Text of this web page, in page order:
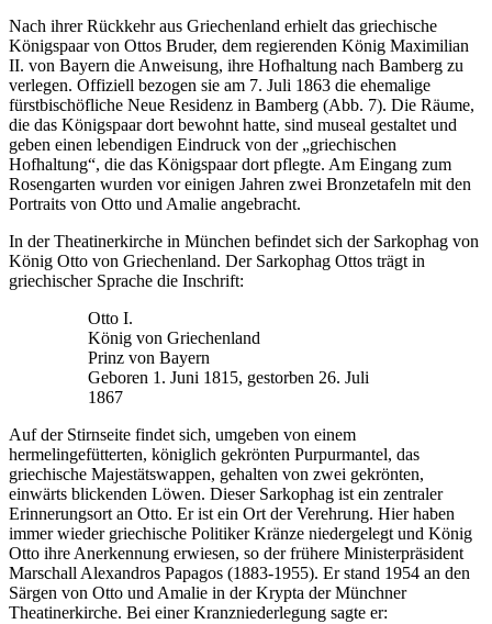
Nach ihrer Rückkehr aus Griechenland erhielt das griechische
Königspaar von Ottos Bruder, dem regierenden König Maximilian
II. von Bayern die Anweisung, ihre Hofhaltung nach Bamberg zu
verlegen. Offiziell bezogen sie am 7. Juli 1863 die ehemalige
fürstbischöfliche Neue Residenz in Bamberg (Abb. 7). Die Räume,
die das Königspaar dort bewohnt hatte, sind museal gestaltet und
geben einen lebendigen Eindruck von der „griechischen
Hofhaltung“, die das Königspaar dort pflegte. Am Eingang zum
Rosengarten wurden vor einigen Jahren zwei Bronzetafeln mit den
Portraits von Otto und Amalie angebracht.
In der Theatinerkirche in München befindet sich der Sarkophag von
König Otto von Griechenland. Der Sarkophag Ottos trägt in
griechischer Sprache die Inschrift:
Otto I.
König von Griechenland
Prinz von Bayern
Geboren 1. Juni 1815, gestorben 26. Juli
1867
Auf der Stirnseite findet sich, umgeben von einem
hermelingefütterten, königlich gekrönten Purpurmantel, das
griechische Majestätswappen, gehalten von zwei gekrönten,
einwärts blickenden Löwen. Dieser Sarkophag ist ein zentraler
Erinnerungsort an Otto. Er ist ein Ort der Verehrung. Hier haben
immer wieder griechische Politiker Kränze niedergelegt und König
Otto ihre Anerkennung erwiesen, so der frühere Ministerpräsident
Marschall Alexandros Papagos (1883-1955). Er stand 1954 an den
Särgen von Otto und Amalie in der Krypta der Münchner
Theatinerkirche. Bei einer Kranzniederlegung sagte er: